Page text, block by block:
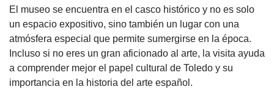
El museo se encuentra en el casco histórico y no es solo
un espacio expositivo, sino también un lugar con una
atmósfera especial que permite sumergirse en la época.
Incluso si no eres un gran aficionado al arte, la visita ayuda
a comprender mejor el papel cultural de Toledo y su
importancia en la historia del arte español.